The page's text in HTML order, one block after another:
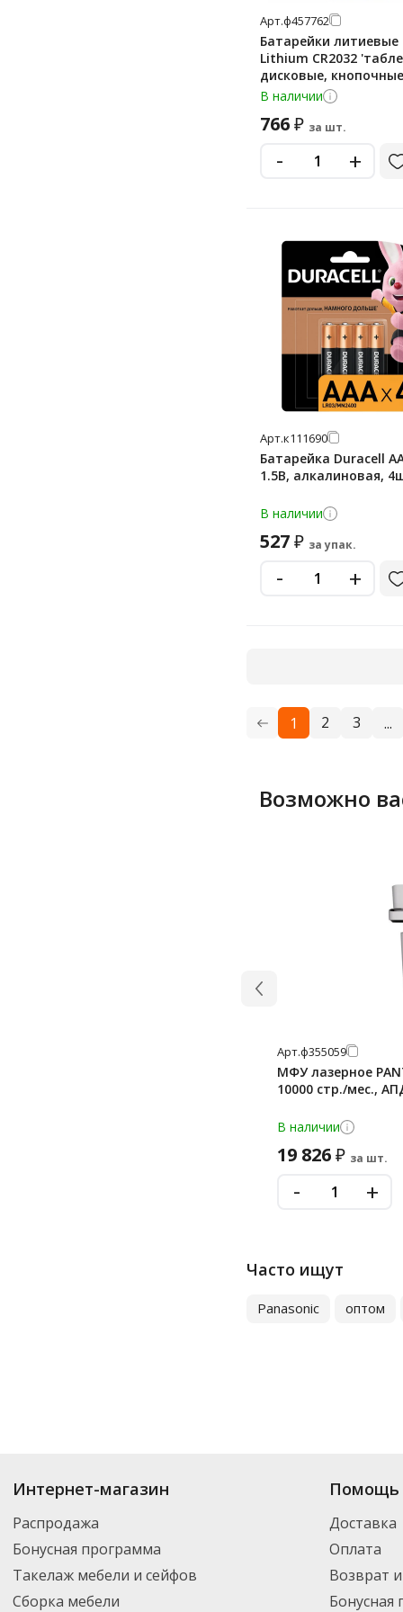
Арт.ф457762
Батарейки литиевые
Lithium CR2032
дисковые,
КОМПЛЕКТ 10 шт.
7+3), CR2032-7/3
В наличии
766₽ за шт.
- +
Арт.к111690
Батарейка Duracell
1.5В, алкалиновая,
В наличии
527₽ за упак.
- +
1 2 3 ...
Возможно
Арт.ф355059
МФУ лазерное
10000 стр./мес.,
В наличии
19 826₽ за шт.
- +
Часто ищут
Panasonic оптом
Купить
. В ассортименте
можете выбрать нужный товар и добавить его в корзину для
партнерской транспортной компанией DPD. Для постоянных
Интернет-магазин
Распродажа
Бонусная программа
Такелаж мебели и сейфов
Сборка мебели
Помощь
Доставка
Оплата
Возврат
Бонусная